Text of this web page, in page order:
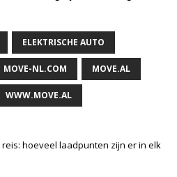
ELEKTRISCHE AUTO
MOVE-NL.COM MOVE.AL
WWW.MOVE.AL
reis: hoeveel laadpunten zijn er in elk